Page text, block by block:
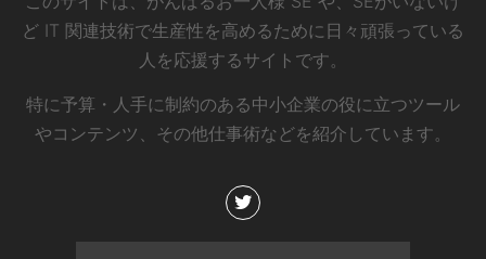
ど IT 関連技術で生産性を高めるために日々頑張っている
人を応援するサイトです。
特に予算・人手に制約のある中小企業の役に立つツール
やコンテンツ、その他仕事術などを紹介しています。